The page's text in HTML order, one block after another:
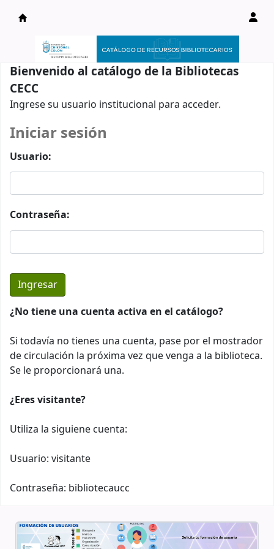
Catálogo en línea
Bienvenido al catálogo de la Bibliotecas
CECC
Ingrese su usuario institucional para acceder.
Iniciar sesión
Usuario:
Contraseña:
¿No tiene una cuenta activa en el catálogo?
Si todavía no tienes una cuenta, pase por el mostrador
de circulación la próxima vez que venga a la biblioteca.
Se le proporcionará una.
¿Eres visitante?
Utiliza la siguiene cuenta:
Usuario: visitante
Contraseña: bibliotecaucc